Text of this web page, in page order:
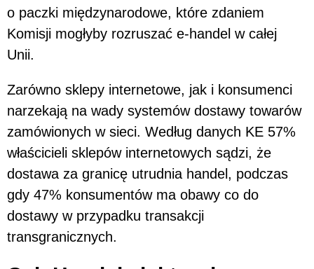
o paczki międzynarodowe, które zdaniem
Komisji mogłyby rozruszać e-handel w całej
Unii.
Zarówno sklepy internetowe, jak i konsumenci
narzekają na wady systemów dostawy towarów
zamówionych w sieci. Według danych KE 57%
właścicieli sklepów internetowych sądzi, że
dostawa za granicę utrudnia handel, podczas
gdy 47% konsumentów ma obawy co do
dostawy w przypadku transakcji
transgranicznych.